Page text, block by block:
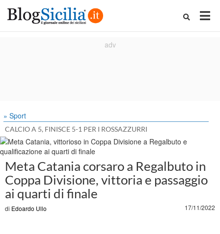
» Sport
CALCIO A 5, FINISCE 5-1 PER I ROSSAZZURRI
Meta Catania corsaro a Regalbuto in
Coppa Divisione, vittoria e passaggio
ai quarti di finale
di Edoardo Ullo 17/11/2022